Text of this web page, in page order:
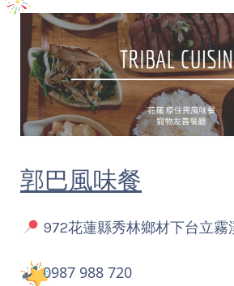
郭巴風味餐
972花蓮縣秀林鄉材下台立霧
0987 988 720